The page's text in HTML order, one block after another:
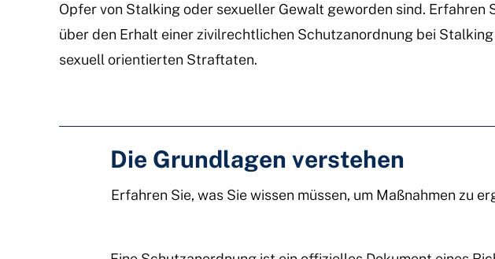
Opfer von Stalking oder sexueller Gewalt geworden sind. Erfahren
über den Erhalt einer zivilrechtlichen Schutzanordnung bei
sexuell orientierten Straftaten.
Die Grundlagen verstehen
Erfahren Sie, was Sie wissen müssen, um Maßnahmen zu